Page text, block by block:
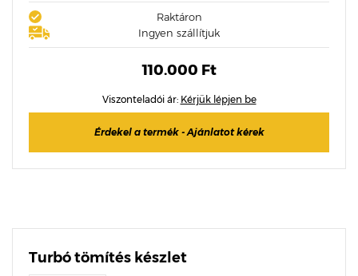
Raktáron
Ingyen szállítjuk
110.000 Ft
Viszonteladói ár: Kérjük lépjen be
Érdekel a termék - Ajánlatot kérek
Turbó tömítés készlet